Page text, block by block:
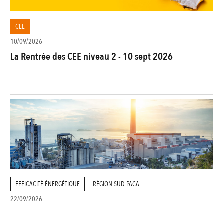
CEE
10/09/2026
La Rentrée des CEE niveau 2 - 10 sept 2026
EFFICACITÉ ÉNERGÉTIQUE
RÉGION SUD PACA
22/09/2026